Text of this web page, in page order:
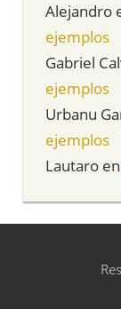
Alejandro
ejemplos
Gabriel
ejemplos
Urbanu
ejemplos
Lautaro en